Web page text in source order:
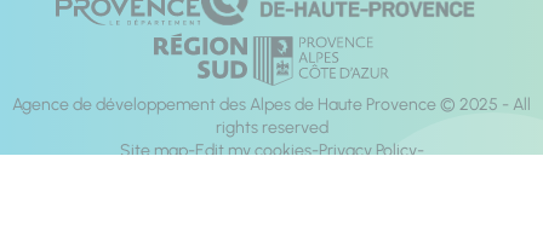
Agence de développement des Alpes de Haute Provence © 2025 - All
rights reserved
Site map Edit my cookies Privacy Policy